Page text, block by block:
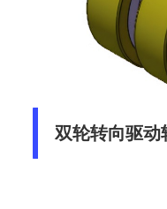
双轮转向驱动